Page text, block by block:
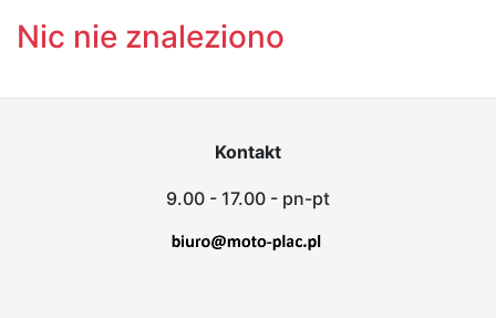
Nic nie znaleziono
Kontakt
9.00 - 17.00 - pn-pt